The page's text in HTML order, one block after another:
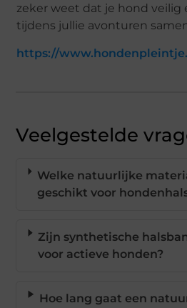
zeker weet dat je hond veilig
tijdens jullie avonturen
https://
Veelgestelde
Welke natuurlijke
geschikt voor
Zijn synthetische
voor actieve honden?
Hoe lang gaat een